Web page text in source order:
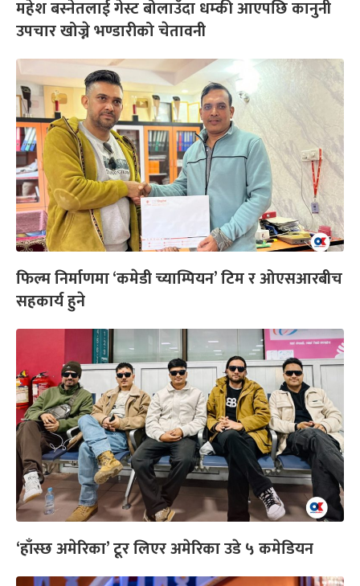
महेश बस्नेतलाई गेस्ट बोलाउँदा धम्की आएपछि कानुनी
उपचार खोज्ने भण्डारीको चेतावनी
फिल्म निर्माणमा ‘कमेडी च्याम्पियन’ टिम र ओएसआरबीच
सहकार्य हुने
‘हाँस्छ अमेरिका’ टूर लिएर अमेरिका उडे ५ कमेडियन